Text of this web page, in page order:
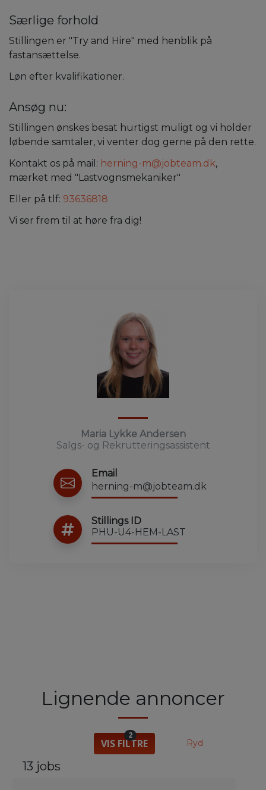
Særlige forhold
Stillingen er "Try and Hire" med henblik på
fastansættelse.
Løn efter kvalifikationer.
Ansøg nu:
Stillingen ønskes besat hurtigst muligt og vi holder
løbende samtaler, vi venter dog gerne på den rette.
Kontakt os på mail: herning-m@jobteam.dk,
mærket med "Lastvognsmekaniker"
Eller på tlf: 93636818
Vi ser frem til at høre fra dig!
Maria Lykke Andersen
Salgs- og Rekrutteringsassistent
Email
herning-m@jobteam.dk
Stillings ID
PHU-U4-HEM-LAST
Lignende annoncer
VIS FILTRE
2
Ryd
13 jobs